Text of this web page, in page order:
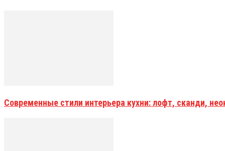
Современные стили интерьера кухни: лофт, сканди,